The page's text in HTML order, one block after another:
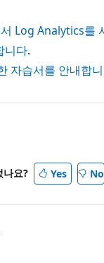
Log Analytics를
니다.
자습서를 안내합
나요? Yes No